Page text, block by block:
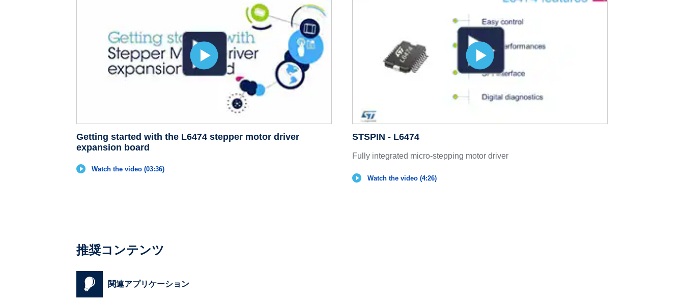
Getting started with the L6474 stepper motor driver
expansion board
Watch the video (03:36)
STSPIN - L6474
Fully integrated micro-stepping motor driver
Watch the video (4:26)
推奨コンテンツ
関連アプリケーション